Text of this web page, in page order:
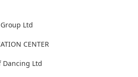
Ltd
CENTER
Dancing Ltd